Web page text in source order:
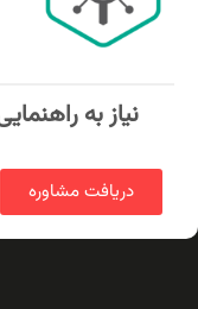
نیاز به
دریافت مشاوره